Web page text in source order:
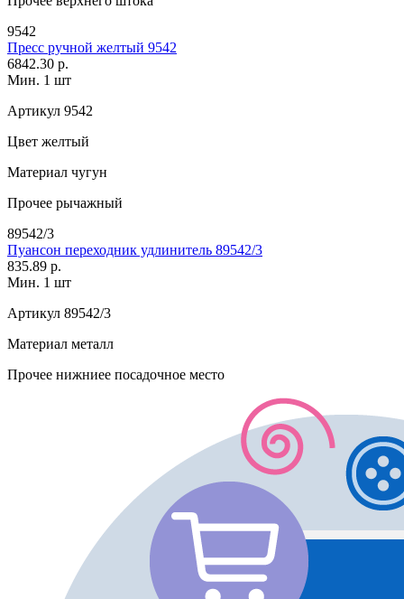
9542
Пресс ручной желтый 9542
6842.30 р.
Мин. 1 шт
Артикул 9542
Цвет желтый
Материал чугун
Прочее рычажный
89542/3
Пуансон переходник удлинитель 89542/3
835.89 р.
Мин. 1 шт
Артикул 89542/3
Материал металл
Прочее нижниее посадочное место